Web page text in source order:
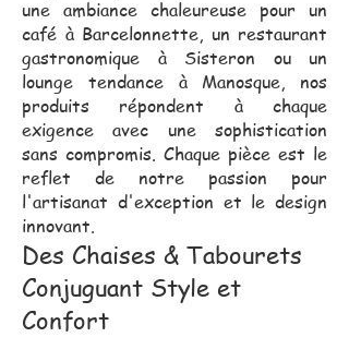
une ambiance chaleureuse pour un
café à Barcelonnette, un restaurant
gastronomique à Sisteron ou un
lounge tendance à Manosque, nos
produits répondent à chaque
exigence avec une sophistication
sans compromis. Chaque pièce est le
reflet de notre passion pour
l'artisanat d'exception et le design
innovant.
Des Chaises & Tabourets
Conjuguant Style et
Confort